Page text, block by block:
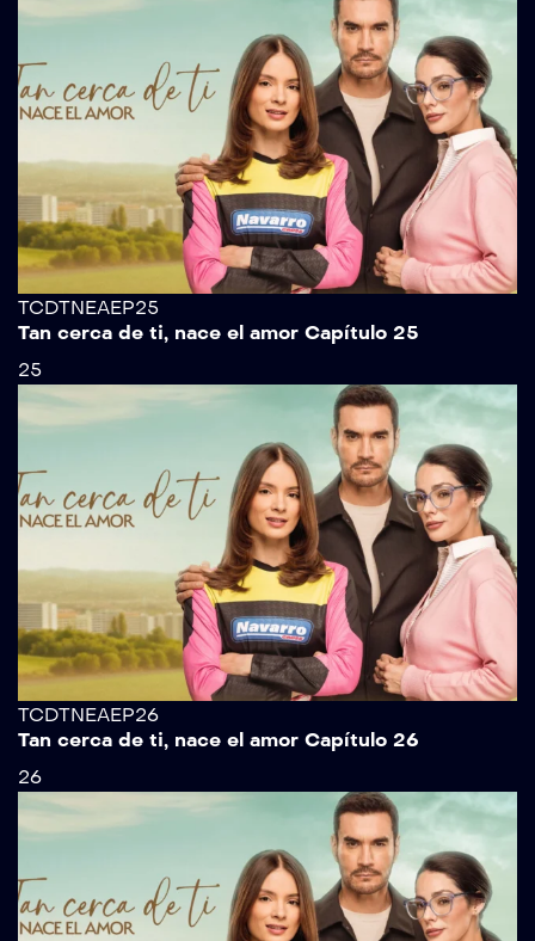
TCDTNEAEP25
Tan cerca de ti, nace el amor Capítulo 25
25
TCDTNEAEP26
Tan cerca de ti, nace el amor Capítulo 26
26